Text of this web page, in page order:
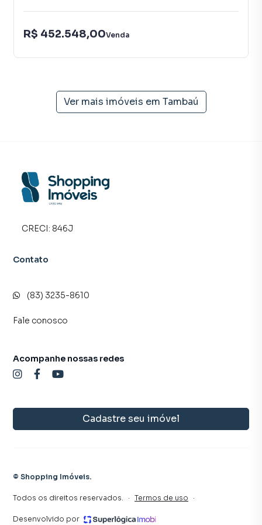
campanhas específicas para João Pessoa, o que aumenta
consequência uma maior chance de vender ou alugar seu
programadores, corretores treinados e uma central de
atendimento preparada para atender proprietários e
R$ 452.548,00Venda
Ver mais imóveis em Tambaú
CRECI: 846J
Contato
(83) 3235-8610
Fale conosco
Cadastre seu imóvel
Acompanhe nossas redes
© Shopping Imóveis.
Todos os direitos reservados. · Termos de uso ·
Desenvolvido por